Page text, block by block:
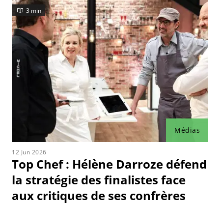
Médias
3 min
12 Jun 2026
Top Chef : Hélène Darroze défend
la stratégie des finalistes face
aux critiques de ses confrères